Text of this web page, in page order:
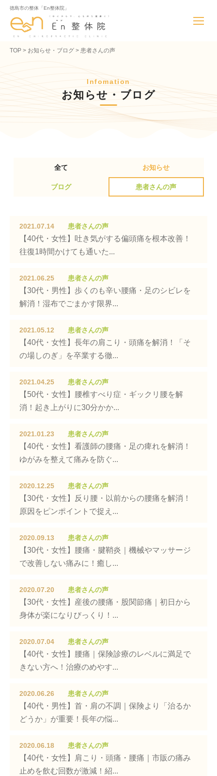
徳島市の整体「En整体院」
TOP お知らせ・ブログ 患者さんの声
Infomation
お知らせ・ブログ
全て お知らせ
ブログ 患者さんの声
2021.07.14 患者さんの声
【40代・女性】吐き気がする偏頭痛を根本改善！
往復1時間かけても通いた...
2021.06.25 患者さんの声
【30代・男性】歩くのも辛い腰痛・足のシビレを
解消！湿布でごまかす限界...
2021.05.12 患者さんの声
【40代・女性】長年の肩こり・頭痛を解消！「そ
の場しのぎ」を卒業する徹...
2021.04.25 患者さんの声
【50代・女性】腰椎すべり症・ギックリ腰を解
消！起き上がりに30分かか...
2021.01.23 患者さんの声
【40代・女性】看護師の腰痛・足の痺れを解消！
ゆがみを整えて痛みを防ぐ...
2020.12.25 患者さんの声
【30代・女性】反り腰・以前からの腰痛を解消！
原因をピンポイントで捉え...
2020.09.13 患者さんの声
【30代・女性】腰痛・腱鞘炎｜機械やマッサージ
で改善しない痛みに！癒し...
2020.07.20 患者さんの声
【30代・女性】産後の腰痛・股関節痛｜初日から
身体が楽になりびっくり！...
2020.07.04 患者さんの声
【40代・女性】腰痛｜保険診療のレベルに満足で
きない方へ！治療のめやす...
2020.06.26 患者さんの声
【40代・男性】首・肩の不調｜保険より「治るか
どうか」が重要！長年の悩...
2020.06.18 患者さんの声
【40代・女性】肩こり・頭痛・腰痛｜市販の痛み
止めを飲む回数が激減！紹...